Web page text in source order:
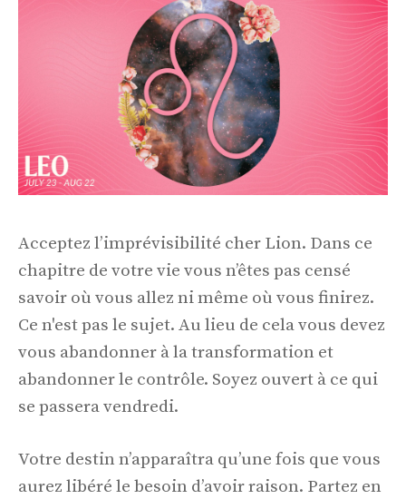
Acceptez l’imprévisibilité cher Lion. Dans ce
chapitre de votre vie vous n’êtes pas censé
savoir où vous allez ni même où vous finirez.
Ce n'est pas le sujet. Au lieu de cela vous devez
vous abandonner à la transformation et
abandonner le contrôle. Soyez ouvert à ce qui
se passera vendredi.
Votre destin n’apparaîtra qu’une fois que vous
aurez libéré le besoin d’avoir raison. Partez en